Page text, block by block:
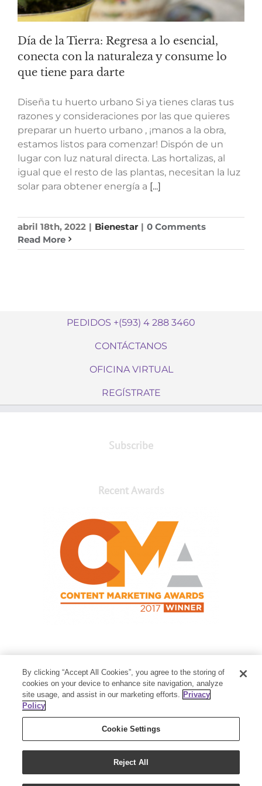
Día de la Tierra: Regresa a lo esencial,
conecta con la naturaleza y consume lo
que tiene para darte
Diseña tu huerto urbano Si ya tienes claras tus
razones y consideraciones por las que quieres
preparar un huerto urbano , ¡manos a la obra,
estamos listos para comenzar! Dispón de un
lugar con luz natural directa. Las hortalizas, al
igual que el resto de las plantas, necesitan la luz
solar para obtener energía a [...]
abril 18th, 2022 | Bienestar | 0 Comments
Read More
PEDIDOS +(593) 4 288 3460
CONTÁCTANOS
OFICINA VIRTUAL
REGÍSTRATE
Subscribe
Recent Awards
Member Services:
1-800-371-3515
Thanksgiving Point Business Park
3125 Executive Parkway
Lehi, UT 84043
By clicking “Accept All Cookies”, you agree to the storing of
cookies on your device to enhance site navigation, analyze
site usage, and assist in our marketing efforts. Privacy
Policy
Cookie Settings
Reject All